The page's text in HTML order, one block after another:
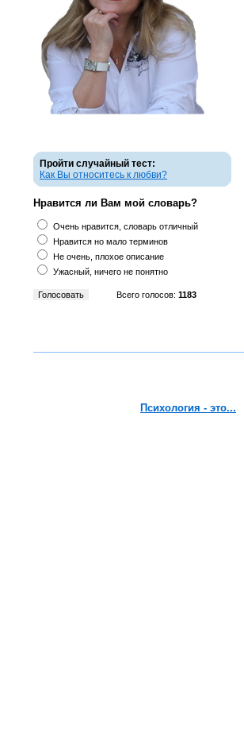
Пройти случайный тест:
Как Вы относитесь к любви?
Нравится ли Вам мой словарь?
Очень нравится, словарь отличный
Нравится но мало терминов
Не очень, плохое описание
Ужасный, ничего не понятно
Всего голосов: 1183
Психология - это...